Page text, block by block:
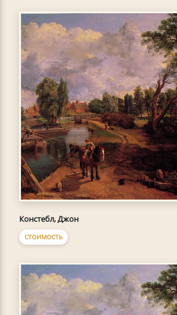
Констебл, Джон
СТОИМОСТЬ